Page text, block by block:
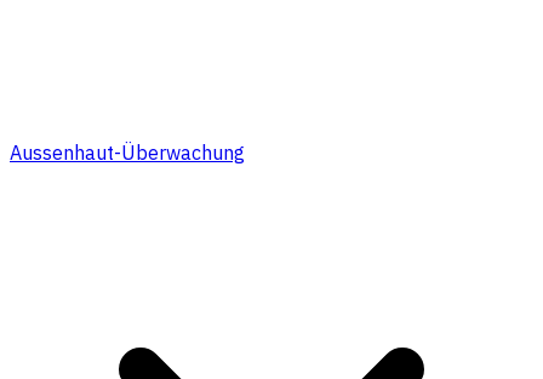
Aussenhaut-Überwachung